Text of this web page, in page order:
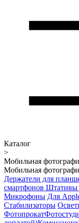
Каталог
>
Мобильная
Мобильная
Держатели для
смартфонов Штативы
Микрофоны Для
Стабилизаторы
Фотопрокат